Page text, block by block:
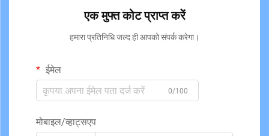
एक मुफ्त कोट प्राप्त करें
हमारा प्रतिनिधि जल्द ही आपको संपर्क करेगा।
ईमेल
0/100
मोबाइल/व्हाट्सएप